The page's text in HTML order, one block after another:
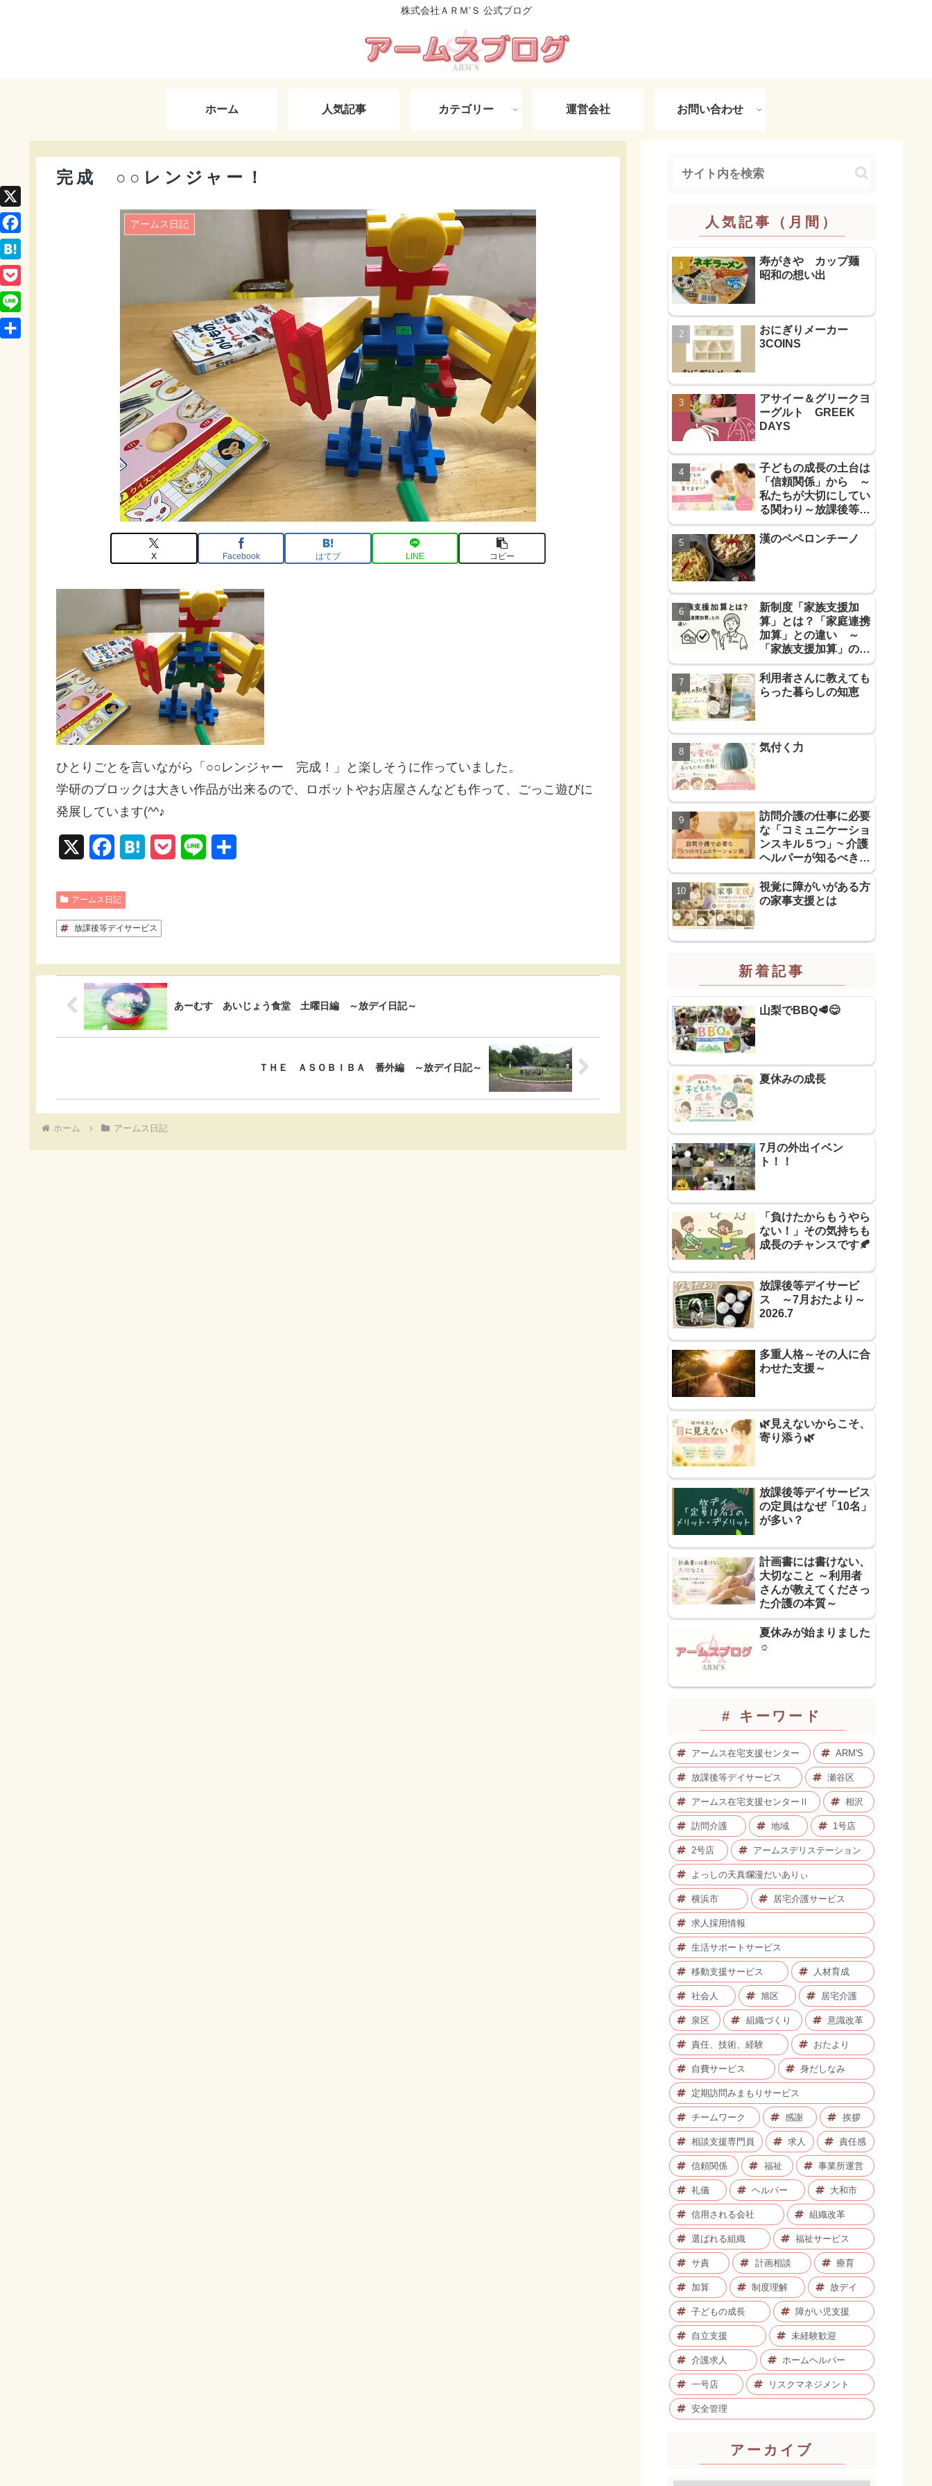
株式会社ＡＲＭ’Ｓ 公式ブログ
ホーム 人気記事 カテゴリー 運営会社 お問い合わせ
完成 ○○レンジャー！
アームス日記
X Facebook はてブ LINE コピー
ひとりごとを言いながら「○○レンジャー 完成！」と楽しそうに作っていました。
学研のブロックは大きい作品が出来るので、ロボットやお店屋さんなども作って、ごっこ遊びに
発展しています(^^♪
c
e
o
k
e
アームス日記
放課後等デイサービス
あーむす あいじょう食堂 土曜日編 ～放デイ日記～
ＴＨＥ ＡＳＯＢＩＢＡ 番外編 ～放デイ日記～
ホーム アームス日記
X
F
a
c
e
b
H
a
t
e
P
o
c
L
人気記事（月間）
寿がきや カップ麺
昭和の想い出
おにぎりメーカー
3COINS
アサイー＆グリークヨ
ーグルト GREEK
DAYS
子どもの成長の土台は
「信頼関係」から ～
私たちが大切にしてい
る関わり～放課後等デ
イサービス
漢のペペロンチーノ
新制度「家族支援加
算」とは？「家庭連携
加算」との違い ～
「家族支援加算」の算
定要件と支援方法！を
解説します～
利用者さんに教えても
らった暮らしの知恵
気付く力
訪問介護の仕事に必要
な「コミュニケーショ
ンスキル５つ」~ 介護
ヘルパーが知るべき
「信頼に必要なコミュ
力５つ」~
視覚に障がいがある方
の家事支援とは
新着記事
山梨でBBQ🥩😋
夏休みの成長
7月の外出イベン
ト！！
「負けたからもうやら
ない！」その気持ちも
成長のチャンスです🍂
放課後等デイサービ
ス ～7月おたより～
2026.7
多重人格～その人に合
わせた支援～
🌿見えないからこそ、
寄り添う🌿
放課後等デイサービス
の定員はなぜ「10名」
が多い？
計画書には書けない、
大切なこと ～利用者
さんが教えてくださっ
た介護の本質～
夏休みが始まりました
☼
# キーワード
アームス在宅支援センター ARM'S
放課後等デイサービス 瀬谷区
アームス在宅支援センターⅡ 相沢
訪問介護 地域 1号店
2号店 アームスデリステーション
よっしの天真爛漫だいありぃ
横浜市 居宅介護サービス
求人採用情報
生活サポートサービス
移動支援サービス 人材育成
社会人 旭区 居宅介護
泉区 組織づくり 意識改革
責任、技術、経験 おたより
自費サービス 身だしなみ
定期訪問みまもりサービス
チームワーク 感謝 挨拶
相談支援専門員 求人 責任感
信頼関係 福祉 事業所運営
礼儀 ヘルパー 大和市
信用される会社 組織改革
選ばれる組織 福祉サービス
サ責 計画相談 療育
加算 制度理解 放デイ
子どもの成長 障がい児支援
自立支援 未経験歓迎
介護求人 ホームヘルパー
一号店 リスクマネジメント
安全管理
アーカイブ